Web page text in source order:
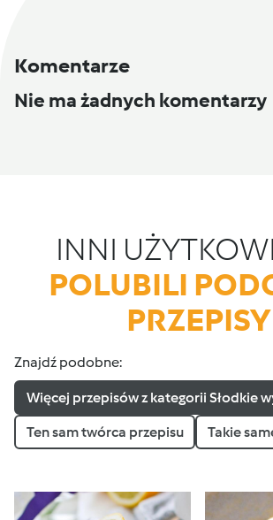
Komentarze
Nie ma żadnych komentarzy
INNI
POLUBILI
PRZEPISY
Znajdź podobne:
Więcej przepisów z kategorii Słodkie
Ten sam twórca przepisu Takie